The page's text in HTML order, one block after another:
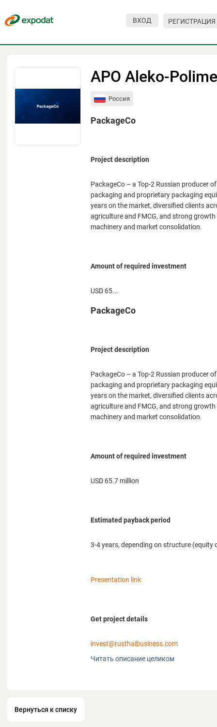
ВХОД РЕГИСТРАЦИЯ
APO Aleko-
Россия
PackageCo
Project description
PackageCo – a Top-2 Russian producer
packaging and proprietary packaging
years on the market, diversified clients
agriculture and FMCG, and strong
machinery and market consolidation.
Аmount of required investment
USD 65...
PackageCo
Project description
PackageCo – a Top-2 Russian producer
packaging and proprietary packaging
years on the market, diversified clients
agriculture and FMCG, and strong
machinery and market consolidation.
Аmount of required investment
USD 65.7 million
Estimated payback period
3-4 years, depending on structure (equity
Presentation link
Get project details
invest@rusthaibusiness.com
Читать описание целиком
Вернуться к списку
Мероприятия
Организациям